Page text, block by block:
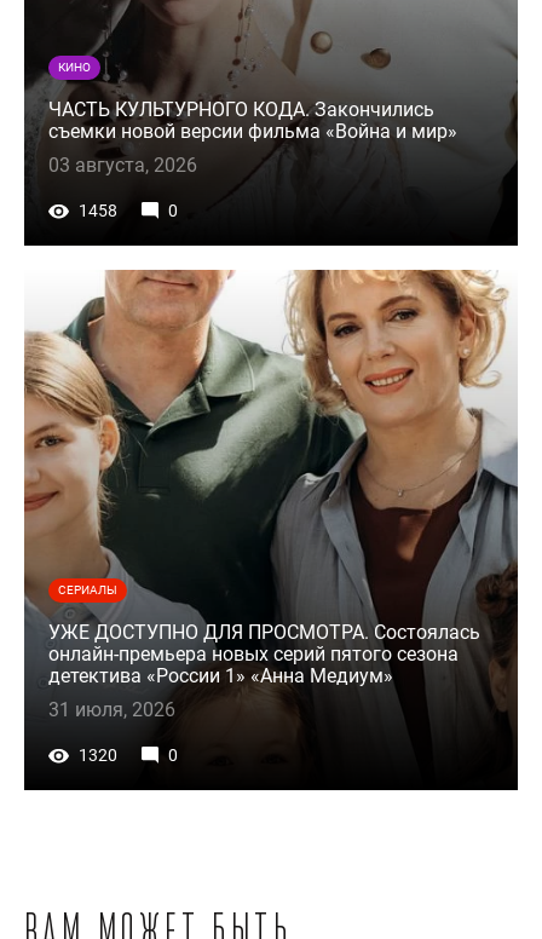
КИНО
ЧАСТЬ КУЛЬТУРНОГО КОДА. Закончились
съемки новой версии фильма «Война и мир»
03 августа, 2026
1458 0
СЕРИАЛЫ
УЖЕ ДОСТУПНО ДЛЯ ПРОСМОТРА. Состоялась
онлайн-премьера новых серий пятого сезона
детектива «России 1» «Анна Медиум»
31 июля, 2026
1320 0